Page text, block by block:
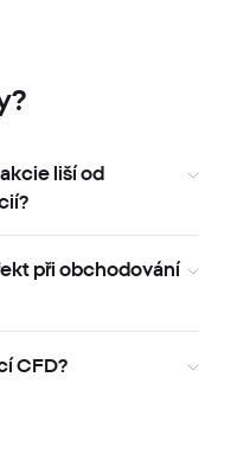
liší od
při obchodování
CFD?